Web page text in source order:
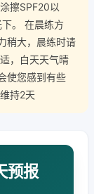
擦SPF20以
。 在晨练方
稍大，晨练时请
，白天天气晴
使您感到有些
持2天
预报